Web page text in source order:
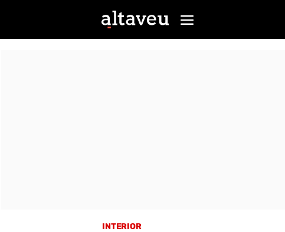
INTERIOR